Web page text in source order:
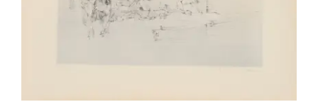
Hans Bellmer – Le Terrain vague